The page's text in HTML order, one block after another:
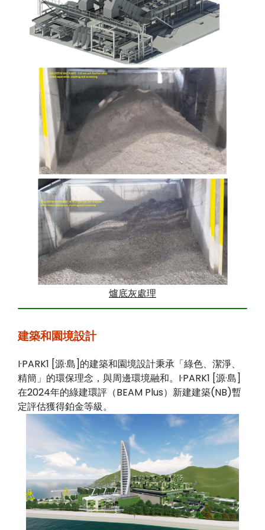
爐底灰處理
建築和園境設計
I·PARK1 [源·島]的建築和園境設計秉承「綠色、潔淨、
精簡」的環保理念，與周邊環境融和。I·PARK1 [源·島]
在2024年的綠建環評（BEAM Plus）新建建築(NB)暫
定評估獲得鉑金等級。